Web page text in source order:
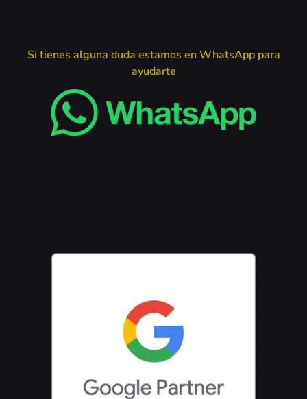
Si tienes alguna duda estamos en WhatsApp para
ayudarte